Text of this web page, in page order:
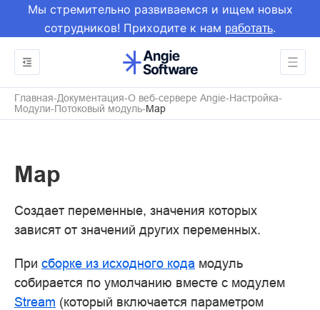
Мы стремительно развиваемся и ищем новых
сотрудников! Приходите к нам работать.
Главная Документация О веб-сервере Angie Настройка
Модули Потоковый модуль Map
Map
Создает переменные, значения которых
зависят от значений других переменных.
При сборке из исходного кода модуль
собирается по умолчанию вместе с модулем
Stream (который включается параметром